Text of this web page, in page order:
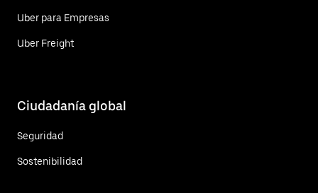
Uber para Empresas
Uber Freight
Ciudadanía global
Seguridad
Sostenibilidad